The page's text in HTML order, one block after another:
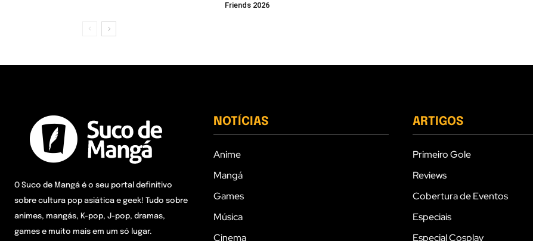
Friends 2026
O Suco de Mangá é o seu portal definitivo
sobre cultura pop asiática e geek! Tudo sobre
animes, mangás, K-pop, J-pop, dramas,
games e muito mais em um só lugar.
NOTÍCIAS
Anime
Mangá
Games
Música
Cinema
ARTIGOS
Primeiro Gole
Reviews
Cobertura de Eventos
Especiais
Especial Cosplay